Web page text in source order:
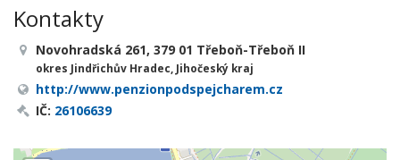
Kontakty
Novohradská 261, 379 01 Třeboň-Třeboň II
okres Jindřichův Hradec, Jihočeský kraj
http://www.penzionpodspejcharem.cz
IČ: 26106639